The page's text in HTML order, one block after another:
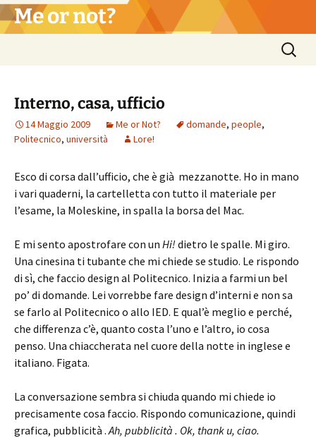
Vai
al Me or not?
Ricerca
per:
Interno, casa, ufficio
14 Maggio 2009 Me or Not? domande, people,
Politecnico, università Lore!
Esco di corsa dall’ufficio, che è già mezzanotte. Ho in mano
i vari quaderni, la cartelletta con tutto il materiale per
l’esame, la Moleskine, in spalla la borsa del Mac.
E mi sento apostrofare con un Hi! dietro le spalle. Mi giro.
Una cinesina ti tubante che mi chiede se studio. Le rispondo
di sì, che faccio design al Politecnico. Inizia a farmi un bel
po’ di domande. Lei vorrebbe fare design d’interni e non sa
se farlo al Politecnico o allo IED. E qual’è meglio e perché,
che differenza c’è, quanto costa l’uno e l’altro, io cosa
penso. Una chiaccherata nel cuore della notte in inglese e
italiano. Figata.
La conversazione sembra si chiuda quando mi chiede io
precisamente cosa faccio. Rispondo comunicazione, quindi
grafica, pubblicità .Ah, pubblicità . Ok, thank u, ciao.